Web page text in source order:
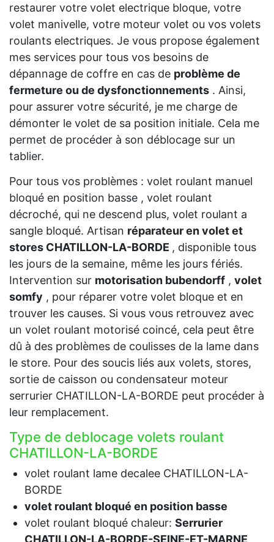
restaurer votre volet electrique bloque, votre
volet manivelle, votre moteur volet ou vos volets
roulants electriques. Je vous propose également
mes services pour tous vos besoins de
dépannage de coffre en cas de problème de
fermeture ou de dysfonctionnements . Ainsi,
pour assurer votre sécurité, je me charge de
démonter le volet de sa position initiale. Cela me
permet de procéder à son déblocage sur un
tablier.
Pour tous vos problèmes : volet roulant manuel
bloqué en position basse , volet roulant
décroché, qui ne descend plus, volet roulant a
sangle bloqué. Artisan réparateur en volet et
stores CHATILLON-LA-BORDE , disponible tous
les jours de la semaine, même les jours fériés.
Intervention sur motorisation bubendorff , volet
somfy , pour réparer votre volet bloque et en
trouver les causes. Si vous vous retrouvez avec
un volet roulant motorisé coincé, cela peut être
dû à des problèmes de coulisses de la lame dans
le store. Pour des soucis liés aux volets, stores,
sortie de caisson ou condensateur moteur
serrurier CHATILLON-LA-BORDE peut procéder à
leur remplacement.
Type de deblocage volets roulant
CHATILLON-LA-BORDE
volet roulant lame decalee CHATILLON-LA-
BORDE
volet roulant bloqué en position basse
volet roulant bloqué chaleur: Serrurier
CHATILLON-LA-BORDE-SEINE-ET-MARNE